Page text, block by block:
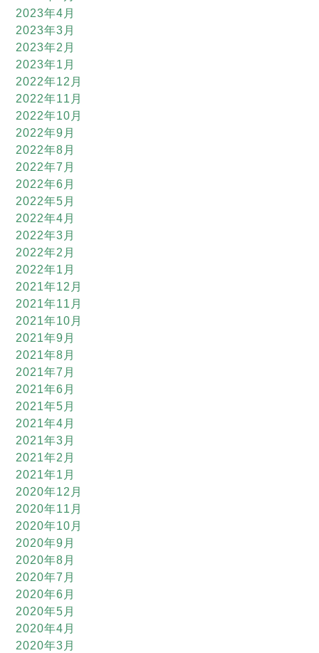
2023年4月
2023年3月
2023年2月
2023年1月
2022年12月
2022年11月
2022年10月
2022年9月
2022年8月
2022年7月
2022年6月
2022年5月
2022年4月
2022年3月
2022年2月
2022年1月
2021年12月
2021年11月
2021年10月
2021年9月
2021年8月
2021年7月
2021年6月
2021年5月
2021年4月
2021年3月
2021年2月
2021年1月
2020年12月
2020年11月
2020年10月
2020年9月
2020年8月
2020年7月
2020年6月
2020年5月
2020年4月
2020年3月